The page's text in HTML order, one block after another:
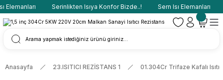
Elemanları Serinlikten Isıya Konfor Bizde..! Sern Isı Elemanları
Anasayfa 23.ISITICI REZİSTANS 1 01.304Cr Trifaze Kafalı